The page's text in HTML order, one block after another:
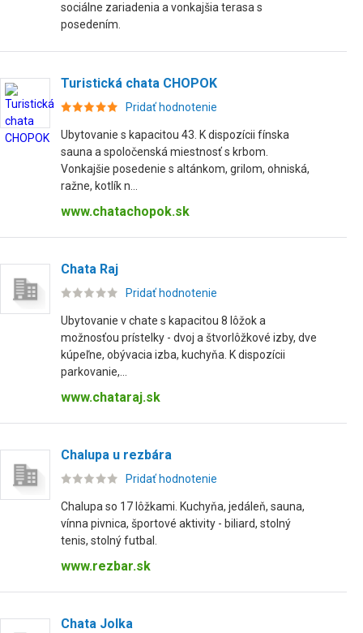
sociálne zariadenia a vonkajšia terasa s
posedením.
Turistická chata CHOPOK
Pridať hodnotenie
Ubytovanie s kapacitou 43. K dispozícii fínska
sauna a spoločenská miestnosť s krbom.
Vonkajšie posedenie s altánkom, grilom, ohniská,
ražne, kotlík n...
www.chatachopok.sk
Chata Raj
Pridať hodnotenie
Ubytovanie v chate s kapacitou 8 lôžok a
možnosťou prístelky - dvoj a štvorlôžkové izby, dve
kúpeľne, obývacia izba, kuchyňa. K dispozícii
parkovanie,...
www.chataraj.sk
Chalupa u rezbára
Pridať hodnotenie
Chalupa so 17 lôžkami. Kuchyňa, jedáleň, sauna,
vínna pivnica, športové aktivity - biliard, stolný
tenis, stolný futbal.
www.rezbar.sk
Chata Jolka